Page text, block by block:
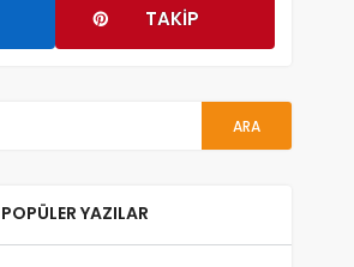
TAKIP
POPÜLER YAZILAR